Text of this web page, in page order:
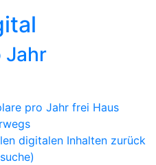
Jahr
pro Jahr frei Haus
digitalen Inhalten zurück